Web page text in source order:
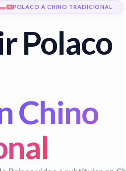
POLACO A CHINO TRADICIONAL
Polaco
Chino